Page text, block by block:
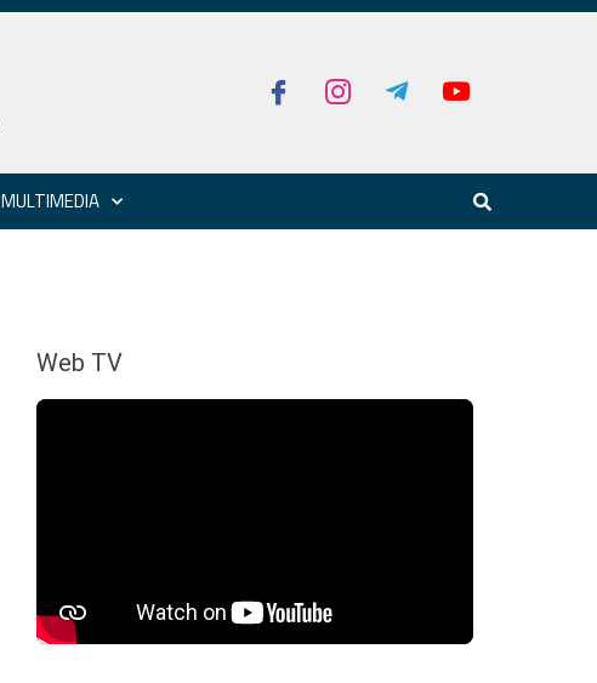
MULTIMEDIA
Web TV